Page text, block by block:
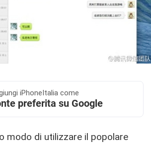
iPhoneItalia come
preferita su Google
modo di utilizzare il popolare